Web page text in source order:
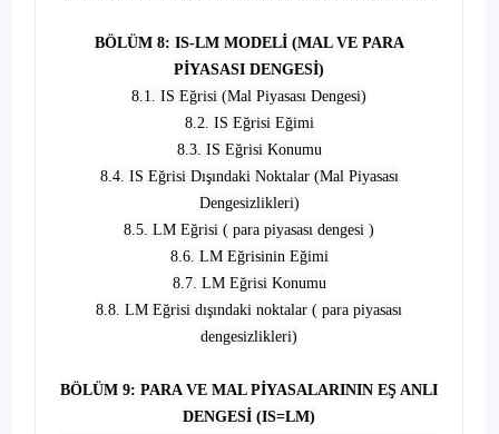
BÖLÜM 8: IS-LM MODELİ (MAL VE PARA
PİYASASI DENGESİ)
8.1. IS Eğrisi (Mal Piyasası Dengesi)
8.2. IS Eğrisi Eğimi
8.3. IS Eğrisi Konumu
8.4. IS Eğrisi Dışındaki Noktalar (Mal Piyasası
Dengesizlikleri)
8.5. LM Eğrisi ( para piyasası dengesi )
8.6. LM Eğrisinin Eğimi
8.7. LM Eğrisi Konumu
8.8. LM Eğrisi dışındaki noktalar ( para piyasası
dengesizlikleri)
BÖLÜM 9: PARA VE MAL PİYASALARININ EŞ ANLI
DENGESİ (IS=LM)